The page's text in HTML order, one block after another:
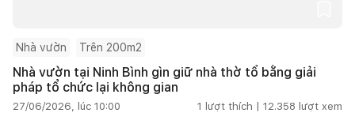
Nhà vườn Trên 200m2
Nhà vườn tại Ninh Bình gìn giữ nhà thờ tổ bằng giải
pháp tổ chức lại không gian
27/06/2026, lúc 10:00 1 lượt thích | 12.358 lượt xem